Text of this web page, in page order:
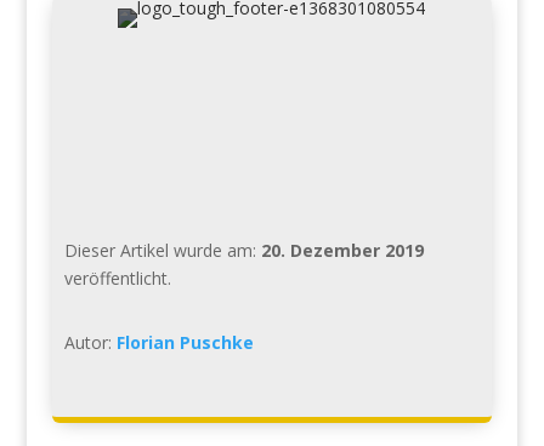
Dieser Artikel wurde am: 20. Dezember 2019
veröffentlicht.
Autor: Florian Puschke